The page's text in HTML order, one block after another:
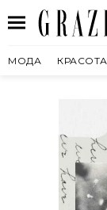
МОДА КРАСОТА